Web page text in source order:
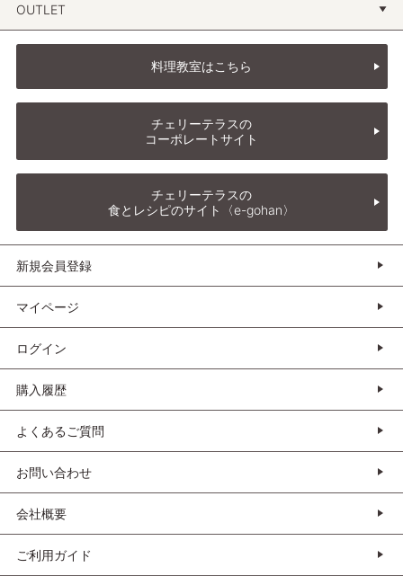
OUTLET
料理教室はこちら
チェリーテラスの
コーポレートサイト
チェリーテラスの
食とレシピのサイト〈e-gohan〉
新規会員登録
マイページ
ログイン
購入履歴
よくあるご質問
お問い合わせ
会社概要
ご利用ガイド